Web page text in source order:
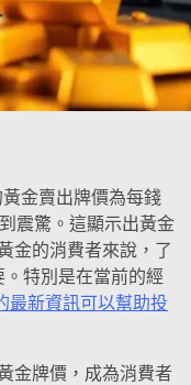
金賣出牌價為每錢
震驚。這顯示出黃金
金的消費者來說，了
特別是在當前的經
最新資訊可以幫助投
金牌價，成為消費者